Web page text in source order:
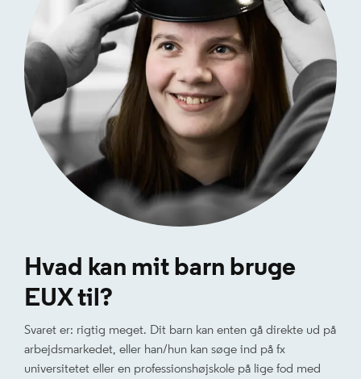
Hvad kan mit barn bruge
EUX til?
Svaret er: rigtig meget. Dit barn kan enten gå direkte ud på
arbejdsmarkedet, eller han/hun kan søge ind på fx
universitetet eller en professionshøjskole på lige fod med